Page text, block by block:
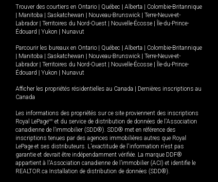
Trouver des courtiers en Ontario Québec Alberta
Colombie-Britannique
Manitoba Saskatchewan Nouveau-Brunswick
Terre-Neuve-et-
Labrador
Territoires du Nord-Ouest Nouvelle-Écosse
Île-du-Prince-
Édouard
Yukon Nunavut
Parcourir les bureaux en Ontario Québec Alberta
Colombie-Britannique
Manitoba Saskatchewan Nouveau-Brunswick
Terre-Neuve-et-
Labrador
Territoires du Nord-Ouest Nouvelle-Écosse
Île-du-Prince-
Édouard
Yukon Nunavut
Afficher les propriétés résidentielles au Canada
Dernières inscriptions au
Canada
Les informations des propriétés sur ce site proviennent des inscriptions
Royal LePageMD et du service de distribution de données de l'Association
canadienne de l’immobilier (SDD®). SDD® met en référence des
inscriptions tenues par des agences immobilières autres que Royal
LePage et ses distributeurs. L'exactitude de l'information n'est pas
garantie et devrait être indépendamment vérifiée. La marque DDF®
appartient à l'Association canadienne de l’immobilier (ACI) et identifie le
REALTOR.ca Installation de distribution de données (SDD®).